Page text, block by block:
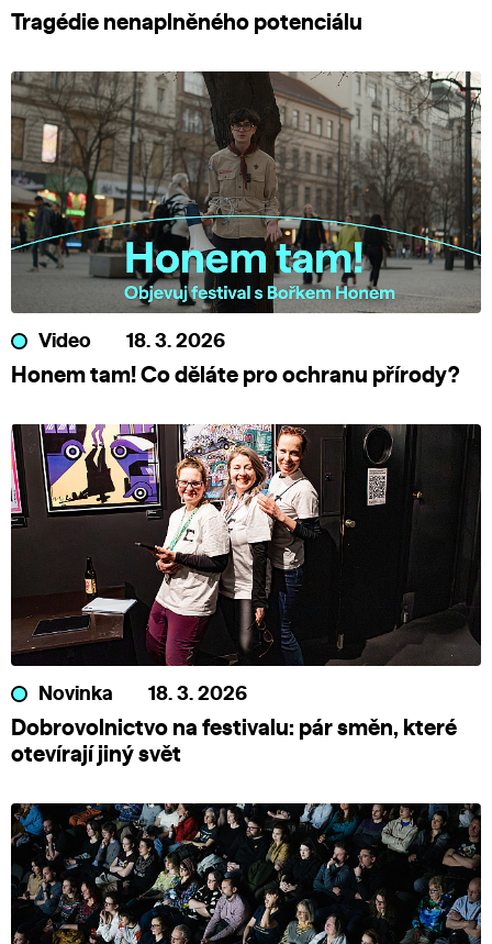
Tragédie nenaplněného potenciálu
Video 18. 3. 2026
Honem tam! Co děláte pro ochranu přírody?
Novinka 18. 3. 2026
Dobrovolnictvo na festivalu: pár směn, které
otevírají jiný svět